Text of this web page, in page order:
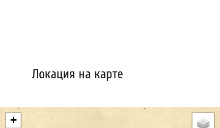
Локация на карте
+